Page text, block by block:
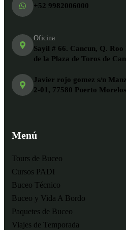
+52 9982006000
Oficina
Sayil # 66. Cancun, Q.
de la Plaza de Toros de
Javier rojo gomez s/n
2-01, 77580 Puerto
Menú
Tours de Buceo
Cursos PADI
Buceo Técnico
Buceo y Vida A Bordo
Paquetes de Buceo
Viajes de Temporada